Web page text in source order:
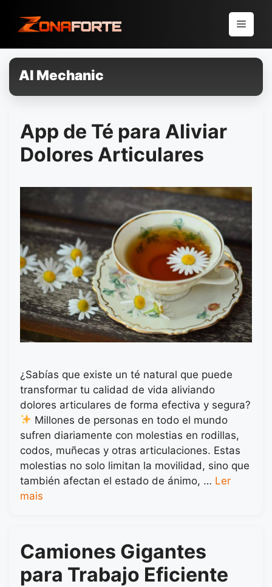
para
conteúdo
Menu
AI Mechanic
App de Té para Aliviar
Dolores Articulares
¿Sabías que existe un té natural que puede
transformar tu calidad de vida aliviando
dolores articulares de forma efectiva y segura?
Millones de personas en todo el mundo
sufren diariamente con molestias en rodillas,
codos, muñecas y otras articulaciones. Estas
molestias no solo limitan la movilidad, sino que
también afectan el estado de ánimo, … Ler
mais
Camiones Gigantes
para Trabajo Eficiente